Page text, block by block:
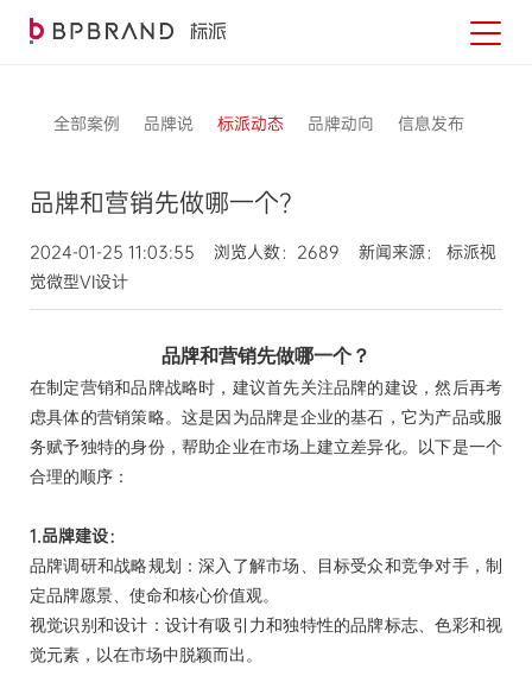
全部案例 品牌说 标派动态 品牌动向 信息发布
品牌和营销先做哪一个？
2024-01-25 11:03:55 浏览人数：2689 新闻来源： 标派视
觉微型VI设计
品牌和营销先做哪一个？
在制定营销和品牌战略时，建议首先关注品牌的建设，然后再考
虑具体的营销策略。这是因为品牌是企业的基石，它为产品或服
务赋予独特的身份，帮助企业在市场上建立差异化。以下是一个
合理的顺序：
1.品牌建设：
品牌调研和战略规划：深入了解市场、目标受众和竞争对手，制
定品牌愿景、使命和核心价值观。
视觉识别和设计：设计有吸引力和独特性的品牌标志、色彩和视
觉元素，以在市场中脱颖而出。